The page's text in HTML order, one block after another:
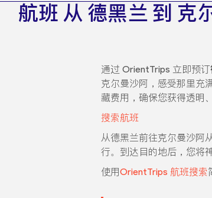
航班 从 德黑兰 到 克
通过 OrientTrips 立即预订
克尔曼沙阿，感受那里充
藏费用，确保您获得透明
搜索航班
从德黑兰前往克尔曼沙阿
行。到达目的地后，您将
使用OrientTrips 航班搜索